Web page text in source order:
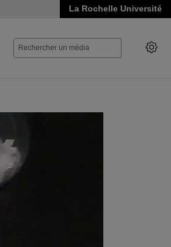
La Rochelle Université